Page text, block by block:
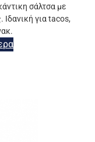
σάλτσα με
Ιδανική για tacos,